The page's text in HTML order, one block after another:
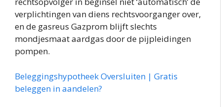
verplichtingen van diens rechtsvoorganger over,
en de gasreus Gazprom blijft slechts
mondjesmaat aardgas door de pijpleidingen
pompen.
Beleggingshypotheek Oversluiten | Gratis
beleggen in aandelen?